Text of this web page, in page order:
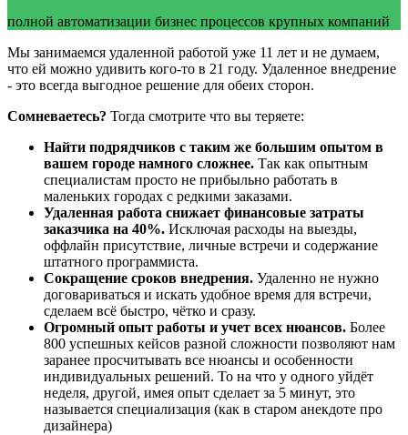
полной автоматизации бизнес процессов крупных компаний
Мы занимаемся удаленной работой уже 11 лет и не думаем,
что ей можно удивить кого-то в 21 году. Удаленное внедрение
- это всегда выгодное решение для обеих сторон.
Сомневаетесь? Тогда смотрите что вы теряете:
Найти подрядчиков с таким же большим опытом в
вашем городе намного сложнее. Так как опытным
специалистам просто не прибыльно работать в
маленьких городах с редкими заказами.
Удаленная работа снижает финансовые затраты
заказчика на 40%. Исключая расходы на выезды,
оффлайн присутствие, личные встречи и содержание
штатного программиста.
Сокращение сроков внедрения. Удаленно не нужно
договариваться и искать удобное время для встречи,
сделаем всё быстро, чётко и сразу.
Огромный опыт работы и учет всех нюансов. Более
800 успешных кейсов разной сложности позволяют нам
заранее просчитывать все нюансы и особенности
индивидуальных решений. То на что у одного уйдёт
неделя, другой, имея опыт сделает за 5 минут, это
называется специализация (как в старом анекдоте про
дизайнера)